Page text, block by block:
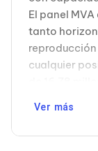
Discos Duros
Discos Duros
Discos Duros
Discos Duros
Accesorios para
Discos Duros
Monitores
El panel
tanto
cualquier
Ver más